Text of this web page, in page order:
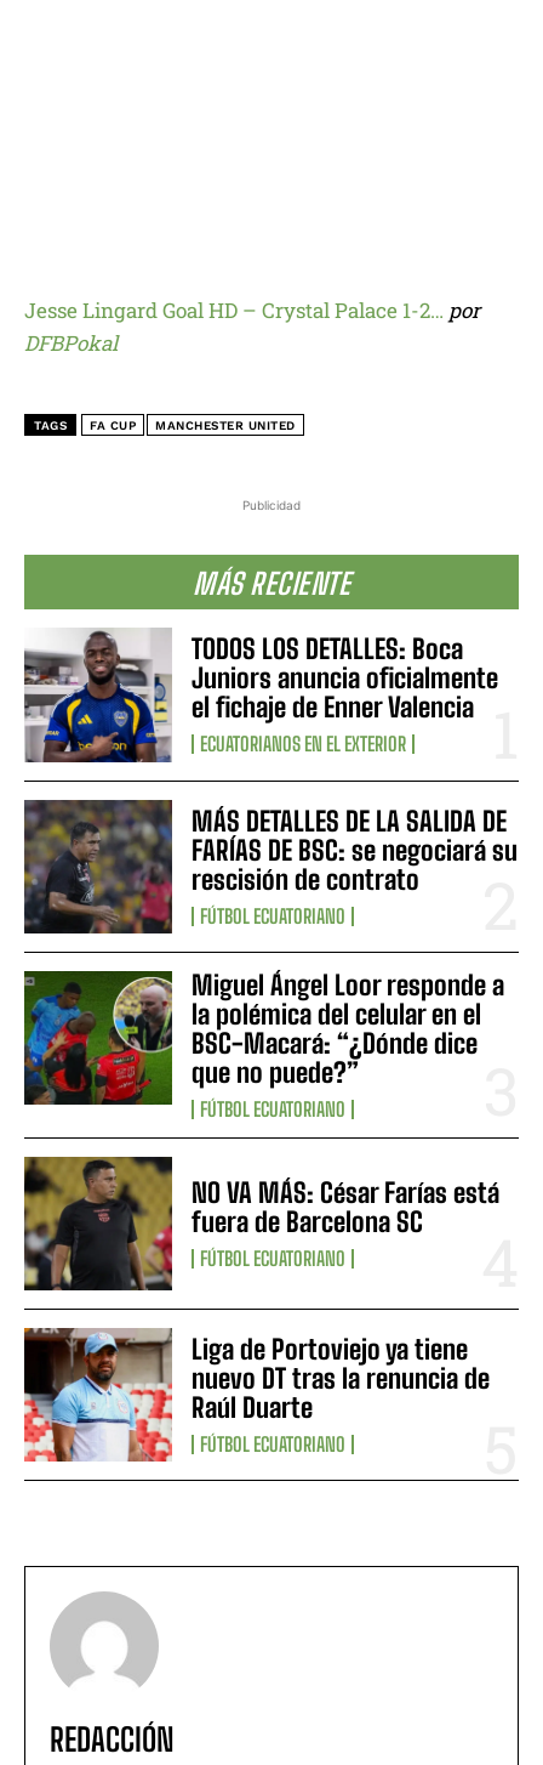
Publicidad
MÁS RECIENTE
TODOS LOS DETALLES: Boca
Juniors anuncia oficialmente
el fichaje de Enner Valencia
ECUATORIANOS EN EL EXTERIOR
MÁS DETALLES DE LA SALIDA DE
FARÍAS DE BSC: se negociará su
rescisión de contrato
FÚTBOL ECUATORIANO
Miguel Ángel Loor responde a
la polémica del celular en el
BSC-Macará: “¿Dónde dice
que no puede?”
FÚTBOL ECUATORIANO
NO VA MÁS: César Farías está
fuera de Barcelona SC
FÚTBOL ECUATORIANO
Liga de Portoviejo ya tiene
nuevo DT tras la renuncia de
Raúl Duarte
FÚTBOL ECUATORIANO
Jesse Lingard Goal HD – Crystal Palace 1-2… por
DFBPokal
TAGS FA CUP MANCHESTER UNITED
REDACCIÓN